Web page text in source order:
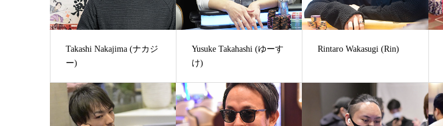
Takashi Nakajima (ナカジ
ー)
Yusuke Takahashi (ゆーす
け)
Rintaro Wakasugi (Rin)